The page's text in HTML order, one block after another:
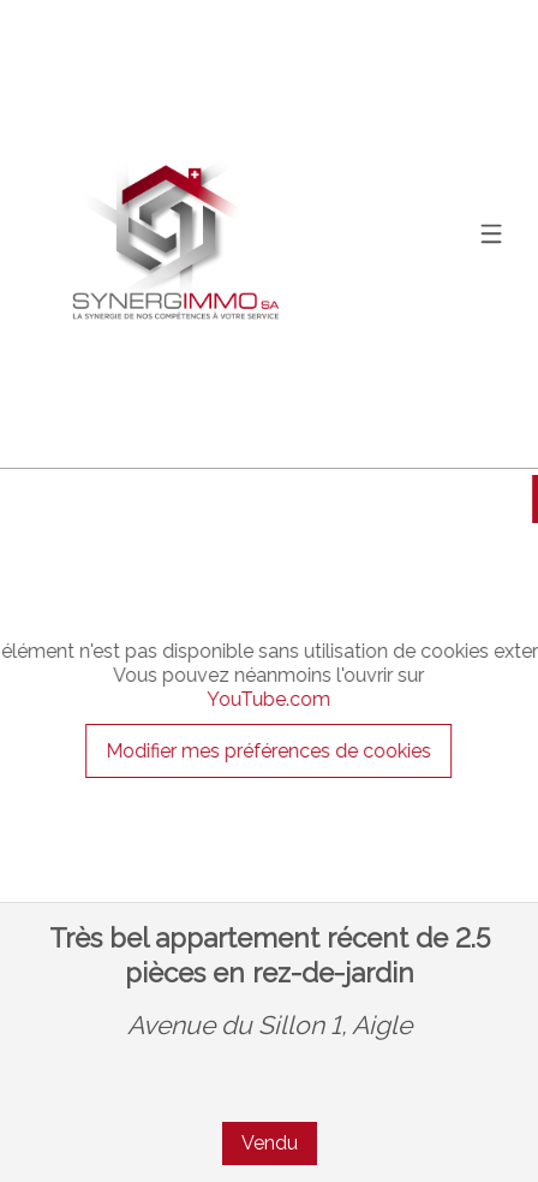
n'est pas disponible sans utilisation de cookies
Vous pouvez néanmoins l'ouvrir sur
YouTube.com
Modifier mes préférences de cookies
Très bel appartement récent de 2.5
pièces en rez-de-jardin
Avenue du Sillon 1, Aigle
Vendu